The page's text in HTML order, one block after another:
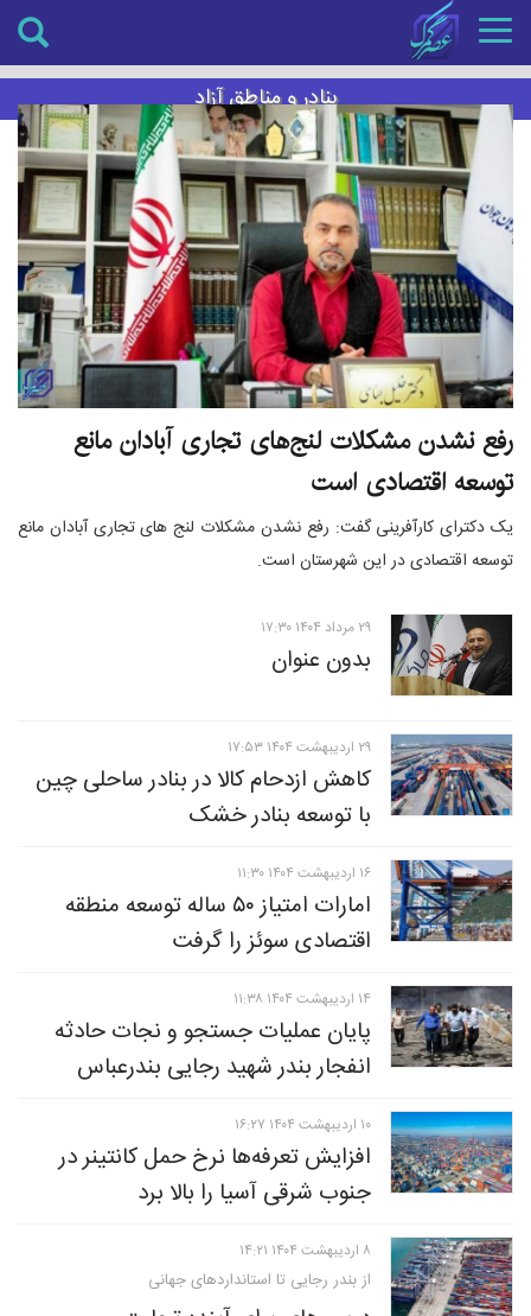
Toggle
navigation
بنادر و مناطق آزاد
رفع نشدن مشکلات لنج‌های تجاری آبادان مانع
توسعه اقتصادی است
یک دکترای کارآفرینی گفت: رفع نشدن مشکلات لنج های تجاری آبادان مانع
توسعه اقتصادی در این شهرستان است.
۲۹ مرداد ۱۴۰۴ ۱۷:۳۰
بدون عنوان
۲۹ ارديبهشت ۱۴۰۴ ۱۷:۵۳
کاهش ازدحام کالا در بنادر ساحلی چین
با توسعه بنادر خشک
۱۶ ارديبهشت ۱۴۰۴ ۱۱:۳۰
امارات امتیاز ۵۰ ساله توسعه منطقه
اقتصادی سوئز را گرفت
۱۴ ارديبهشت ۱۴۰۴ ۱۱:۳۸
پایان عملیات جستجو و نجات حادثه
انفجار بندر شهید رجایی بندرعباس
۱۰ ارديبهشت ۱۴۰۴ ۱۶:۲۷
افزایش تعرفه‌ها نرخ حمل کانتینر در
جنوب شرقی آسیا را بالا برد
۸ ارديبهشت ۱۴۰۴ ۱۴:۲۱
از بندر رجایی تا استانداردهای جهانی